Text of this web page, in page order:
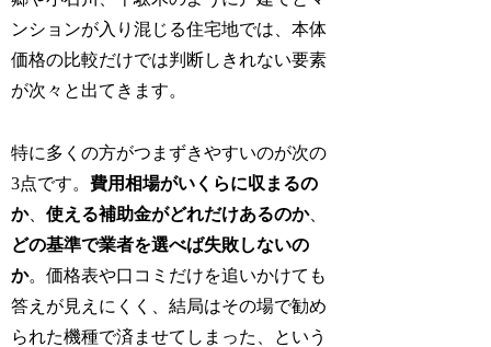
ンションが入り混じる住宅地では、本体
価格の比較だけでは判断しきれない要素
が次々と出てきます。
特に多くの方がつまずきやすいのが次の
3点です。費用相場がいくらに収まるの
か、使える補助金がどれだけあるのか、
どの基準で業者を選べば失敗しないの
か。価格表や口コミだけを追いかけても
答えが見えにくく、結局はその場で勧め
られた機種で済ませてしまった、という